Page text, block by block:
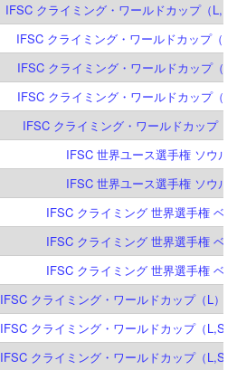
IFSC クライミング・ワールドカップ（
IFSC クライミング・ワールドカップ（B
IFSC クライミング・ワールドカップ（L
IFSC クライミング・ワールドカップ（
IFSC クライミング・ワールドカップ（
IFSC 世界ユース選手権 ソウル
IFSC 世界ユース選手権 ソウル
IFSC クライミング 世界選手権 ベ
IFSC クライミング 世界選手権 ベ
IFSC クライミング 世界選手権 ベ
IFSC クライミング・ワールドカップ（L）
IFSC クライミング・ワールドカップ（L,S
IFSC クライミング・ワールドカップ（L,S